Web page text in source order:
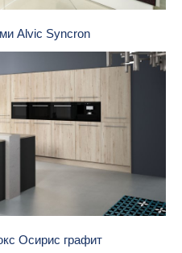
Alvic Syncron
Осирис графит